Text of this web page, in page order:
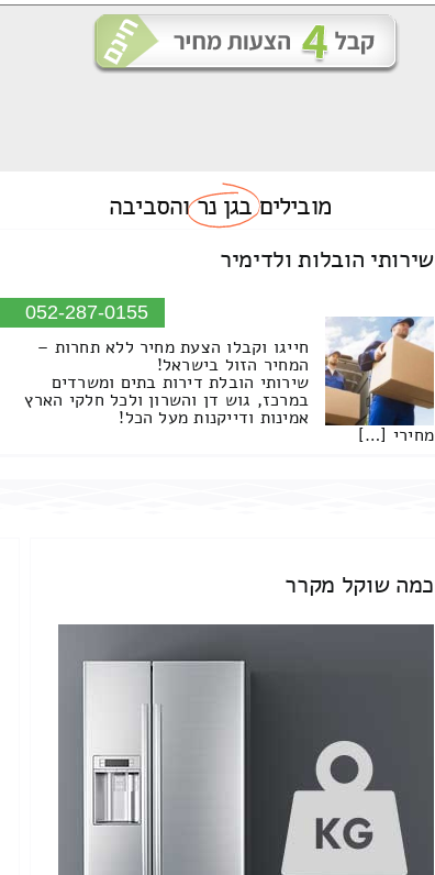
מוביליםבגן נרוהסביבה
שירותי הובלות ולדימיר
052-287-0155
חייגו וקבלו הצעת מחיר ללא תחרות –
המחיר הזול בישראל!
שירותי הובלת דירות בתים ומשרדים
במרכז, גוש דן והשרון ולכל חלקי הארץ
אמינות ודייקנות מעל הכל!
מחירי […]
כמה שוקל מקרר